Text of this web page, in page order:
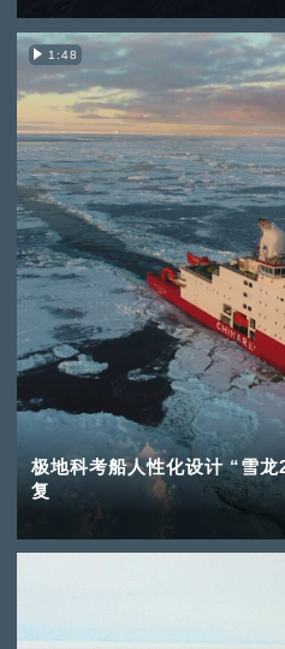
1:48
极地科考船人性化设计 “雪
复